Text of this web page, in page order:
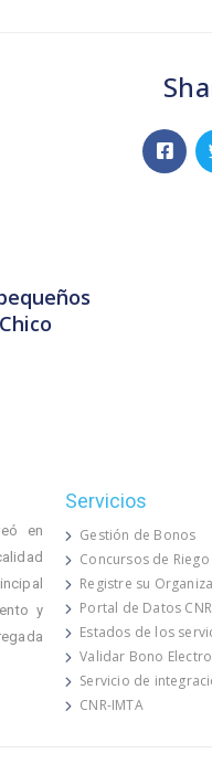
en
y
Servicios
Gestión de Bonos
Concursos de
Registre su
Portal de Datos CNR
Estados de los
Validar Bono
Servicio de
CNR-IMTA